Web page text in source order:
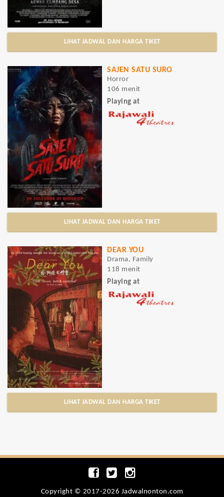
LIHAT JADWAL DAN HARGA TIKET
SAJEN SATU SURO
Horror
106 menit
Playing at
LIHAT JADWAL DAN HARGA TIKET
DEAR YOU
Drama, Family
118 menit
Playing at
LIHAT JADWAL DAN HARGA TIKET
Copyright © 2017-2026 Jadwalnonton.com